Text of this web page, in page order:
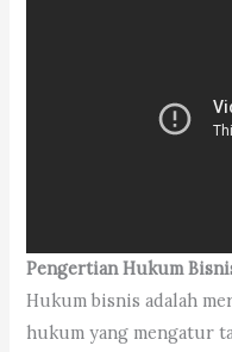
Pengertian Hukum
Hukum bisnis adalah
hukum yang mengatur